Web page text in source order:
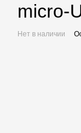
micro-
Нет в наличии